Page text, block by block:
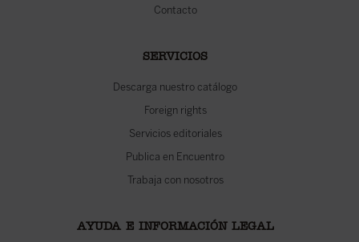
Contacto
SERVICIOS
Descarga nuestro catálogo
Foreign rights
Servicios editoriales
Publica en Encuentro
Trabaja con nosotros
AYUDA E INFORMACIÓN LEGAL